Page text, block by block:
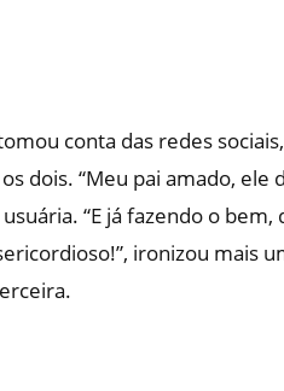
conta das redes
dois. “Meu pai amado, ele
“E já fazendo o
ironizou mais